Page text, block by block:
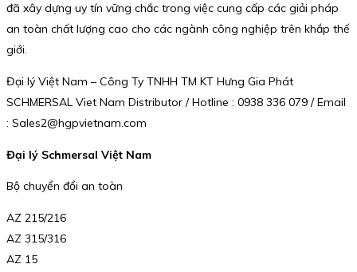
đã xây dựng uy tín vững chắc trong việc cung cấp các giải pháp
an toàn chất lượng cao cho các ngành công nghiệp trên khắp thế
giới.
Đại lý Việt Nam – Công Ty TNHH TM KT Hưng Gia Phát
SCHMERSAL Viet Nam Distributor / Hotline : 0938 336 079 / Email
: Sales2@hgpvietnam.com
Đại lý Schmersal Việt Nam
Bộ chuyển đổi an toàn
AZ 215/216
AZ 315/316
AZ 15